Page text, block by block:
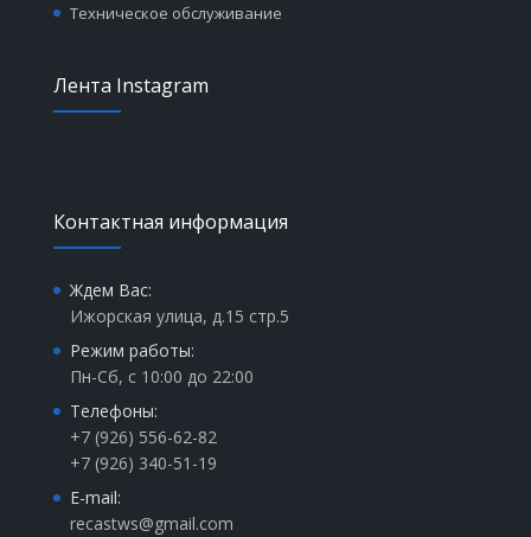
Техническое обслуживание
Лента Instagram
Контактная информация
Ждем Вас:
Ижорская улица, д.15 стр.5
Режим работы:
Пн-Сб, с 10:00 до 22:00
Телефоны:
+7 (926) 556-62-82
+7 (926) 340-51-19
E-mail:
recastws@gmail.com